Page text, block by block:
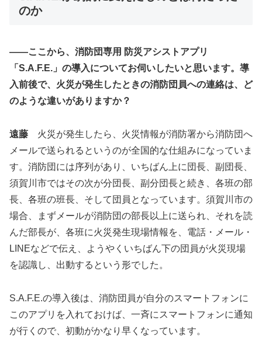
のか
――ここから、消防団専用 防災アシストアプリ
「S.A.F.E.」の導入についてお伺いしたいと思います。導
入前後で、火災が発生したときの消防団員への連絡は、ど
のような違いがありますか？
遠藤 火災が発生したら、火災情報が消防署から消防団へ
メールで送られるというのが全国的な仕組みになっていま
す。消防団には序列があり、いちばん上に団長、副団長、
須賀川市ではその次が分団長、副分団長と続き、各班の部
長、各班の班長、そして団員となっています。須賀川市の
場合、まずメールが消防団の部長以上に送られ、それを読
んだ部長が、各班に火災発生現場情報を、電話・メール・
LINEなどで伝え、ようやくいちばん下の団員が火災現場
を認識し、出動するという形でした。
S.A.F.E.の導入後は、消防団員が自分のスマートフォンに
このアプリを入れておけば、一斉にスマートフォンに通知
が行くので、初動がかなり早くなっています。